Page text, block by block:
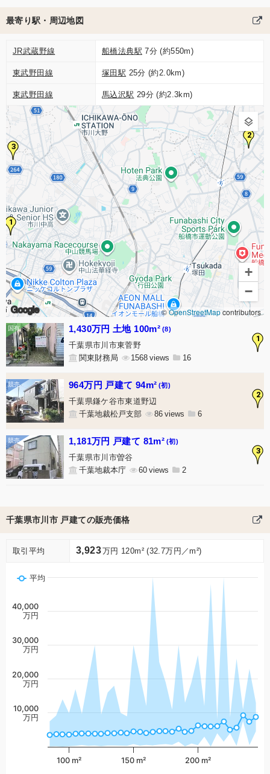
最寄り駅・周辺地図
JR武蔵野線 船橋法典駅 7分 (約550m)
東武野田線 塚田駅 25分 (約2.0km)
東武野田線 馬込沢駅 29分 (約2.3km)
1
2
3
Google
+
−
©OpenStreetMapcontributors
1
1,430万円 土地 100m² (8)
千葉県市川市東菅野
関東財務局
1568 16
2
964万円 戸建て 94m² (初)
千葉県鎌ケ谷市東道野辺
千葉地裁松戸支部
86 6
3
1,181万円 戸建て 81m² (初)
千葉県市川市曽谷
千葉地裁本庁
60 2
千葉県市川市 戸建ての販売価格
取引平均 3,923万円 120m² (32.7万円／m²)
平均
100 m² 150 m² 200 m²
10,000
万円
20,000
万円
30,000
万円
40,000
万円